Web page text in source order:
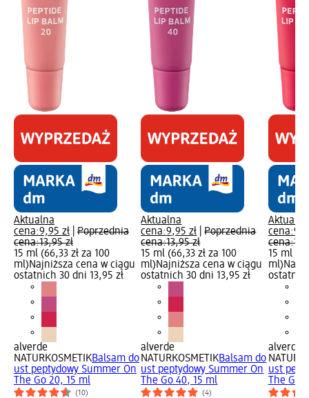
Aktualna
cena:9,95 zł
Poprzednia
cena:13,95 zł
15 ml (66,33 zł za 100
ml)Najniższa cena w ciągu
ostatnich 30 dni 13,95 zł
alverde
NATURKOSMETIKBalsam do
ust peptydowy Summer On
The Go 20, 15 ml
(10)
Aktualna
cena:9,95 zł |Poprzednia
cena:13,95 zł
15 ml (66,33 zł za 100
ml)Najniższa cena w ciągu
ostatnich 30 dni 13,95 zł
alverde
NATURKOSMETIKBalsam do
ust peptydowy Summer On
The Go 40, 15 ml
(4)
Aktualna
cena:
cena:
15 ml
ml)
alverde
ust
The Go